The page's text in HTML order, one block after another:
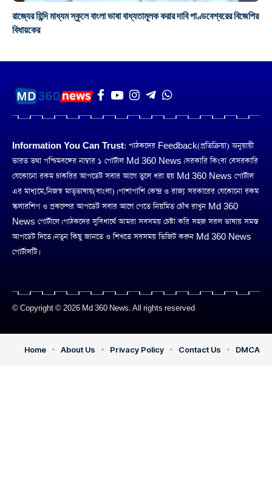
রাজ্যের হিন্দি মাধ্যম স্কুলে বাংলা ভাষা বাধ্যতামূলক করার দাবি পাণ্ডবেশ্বরের বিজেপির
বিধায়কের
Information You Can Trust: পাঠকদের Feedback(প্রতিক্রিয়া) অনুয়ায়ী
ভারত তথা পশ্চিমবঙ্গের নাম্বার ১ পোর্টাল Md 360 News। সরকারি কিংবা বেসরকারি
যেকোনো রকম চাকরির আপডেট সবার আগে তুলে ধরা হয় Md 360 News পোর্টাল
এর মাধ্যমে,নিজস্ব মাতৃভাষায়(বাংলা)। পাশাপাশি কেন্দ্র ও রাজ্য সরকারের যেকোনো রকম
স্কলারশিপ ও প্রকল্পের আপডেট সবার আগে পেতে নিয়মিত চোঁখ রাখুন Md 360
News পোর্টালে। পাঠকদের সুবিধার্থে আমরা সবসময় চেষ্টা করি সহজ সরল ভাষায় সমস্ত
আপডেট দিতে। নতুন কিছু জানতে ও শিখতে সবসময় ভিজিট করুন Md 360 News
পোর্টালটি।
© Copyright © 2026 Md 360 News. All rights reserved
Home About Us Privacy Policy Contact Us DMCA